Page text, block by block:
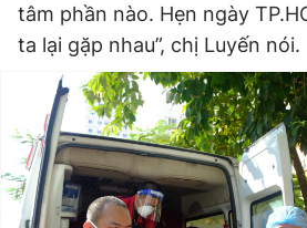
tâm phần nào. Hẹn ngày
ta lại gặp nhau”, chị Luyến nói.